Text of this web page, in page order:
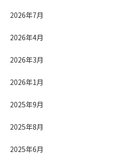
2026年7月
2026年4月
2026年3月
2026年1月
2025年9月
2025年8月
2025年6月